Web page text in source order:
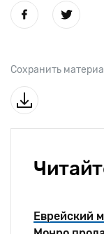
Сохранить
Еврейский